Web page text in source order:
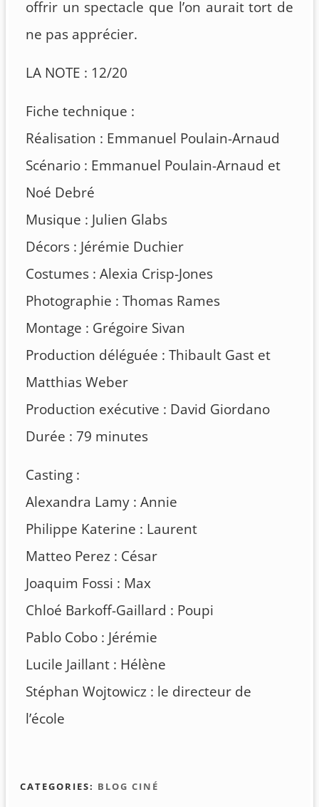
offrir un spectacle que l’on aurait tort de
ne pas apprécier.
LA NOTE : 12/20
Fiche technique :
Réalisation : Emmanuel Poulain-Arnaud
Scénario : Emmanuel Poulain-Arnaud et
Noé Debré
Musique : Julien Glabs
Décors : Jérémie Duchier
Costumes : Alexia Crisp-Jones
Photographie : Thomas Rames
Montage : Grégoire Sivan
Production déléguée : Thibault Gast et
Matthias Weber
Production exécutive : David Giordano
Durée : 79 minutes
Casting :
Alexandra Lamy : Annie
Philippe Katerine : Laurent
Matteo Perez : César
Joaquim Fossi : Max
Chloé Barkoff-Gaillard : Poupi
Pablo Cobo : Jérémie
Lucile Jaillant : Hélène
Stéphan Wojtowicz : le directeur de
l’école
CATEGORIES: BLOG CINÉ